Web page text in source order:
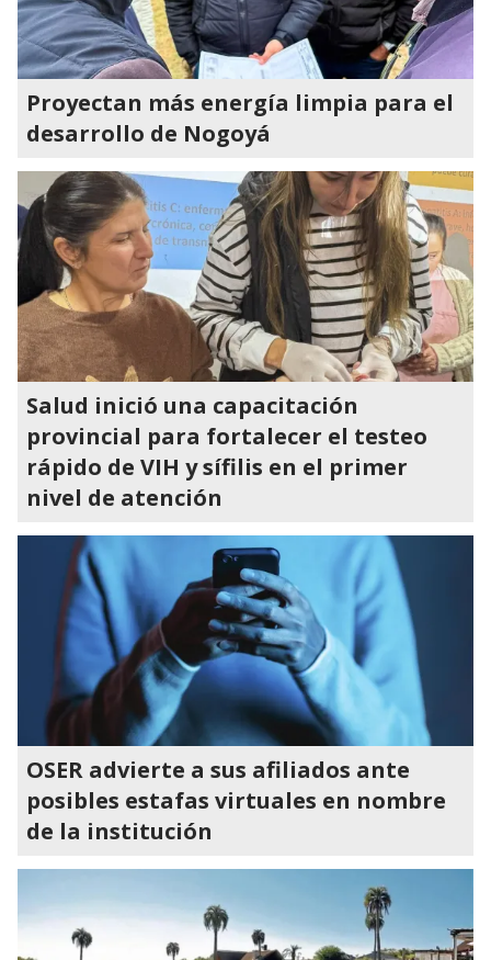
Proyectan más energía limpia para el
desarrollo de Nogoyá
Salud inició una capacitación
provincial para fortalecer el testeo
rápido de VIH y sífilis en el primer
nivel de atención
OSER advierte a sus afiliados ante
posibles estafas virtuales en nombre
de la institución